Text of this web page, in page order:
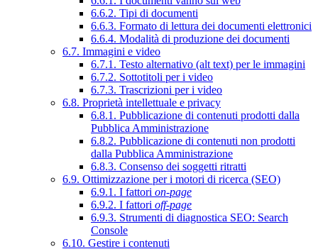
6.6.2. Tipi di documenti
6.6.3. Formato di lettura dei documenti elettronici
6.6.4. Modalità di produzione dei documenti
6.7. Immagini e video
6.7.1. Testo alternativo (alt text) per le immagini
6.7.2. Sottotitoli per i video
6.7.3. Trascrizioni per i video
6.8. Proprietà intellettuale e privacy
6.8.1. Pubblicazione di contenuti prodotti dalla
Pubblica Amministrazione
6.8.2. Pubblicazione di contenuti non prodotti
dalla Pubblica Amministrazione
6.8.3. Consenso dei soggetti ritratti
6.9. Ottimizzazione per i motori di ricerca (SEO)
6.9.1. I fattori on-page
6.9.2. I fattori off-page
6.9.3. Strumenti di diagnostica SEO: Search
Console
6.10. Gestire i contenuti